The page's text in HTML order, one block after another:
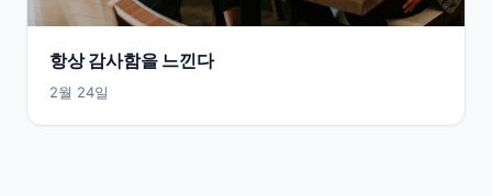
항상 감사함을 느낀다
2월 24일